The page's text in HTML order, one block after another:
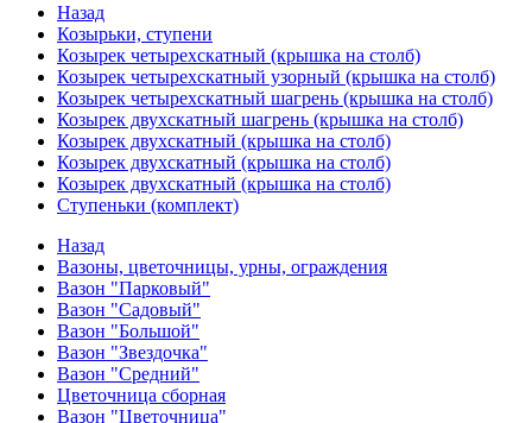
Назад
Козырьки, ступени
Козырек четырехскатный (крышка на столб)
Козырек четырехскатный узорный (крышка на столб)
Козырек четырехскатный шагрень (крышка на столб)
Козырек двухскатный шагрень (крышка на столб)
Козырек двухскатный (крышка на столб)
Козырек двухскатный (крышка на столб)
Козырек двухскатный (крышка на столб)
Ступеньки (комплект)
Назад
Вазоны, цветочницы, урны, ограждения
Вазон "Парковый"
Вазон "Садовый"
Вазон "Большой"
Вазон "Звездочка"
Вазон "Средний"
Цветочница сборная
Вазон "Цветочница"